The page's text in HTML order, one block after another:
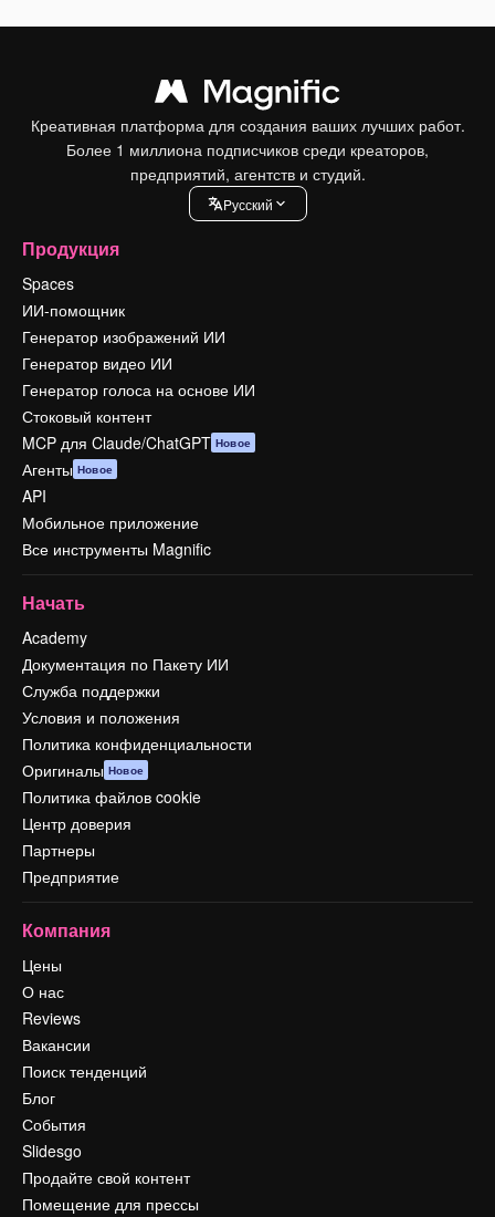
Креативная платформа для создания ваших лучших работ.
Более 1 миллиона подписчиков среди креаторов,
предприятий, агентств и студий.
Pусский
Продукция
Spaces
ИИ-помощник
Генератор изображений ИИ
Генератор видео ИИ
Генератор голоса на основе ИИ
Стоковый контент
MCP для Claude/ChatGPT Новое
Агенты Новое
API
Мобильное приложение
Все инструменты Magnific
Начать
Academy
Документация по Пакету ИИ
Служба поддержки
Условия и положения
Политика конфиденциальности
Оригиналы Новое
Политика файлов cookie
Центр доверия
Партнеры
Предприятие
Компания
Цены
О нас
Reviews
Вакансии
Поиск тенденций
Блог
События
Slidesgo
Продайте свой контент
Помещение для прессы